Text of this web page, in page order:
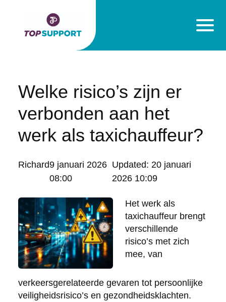
Welke risico’s zijn er
verbonden aan het
werk als taxichauffeur?
Posted
Richard9 januari 2026
08:00
Updated: 20 januari
2026 10:09
Het werk als
taxichauffeur brengt
verschillende
risico’s met zich
mee, van
verkeersgerelateerde gevaren tot persoonlijke
veiligheidsrisico’s en gezondheidsklachten.